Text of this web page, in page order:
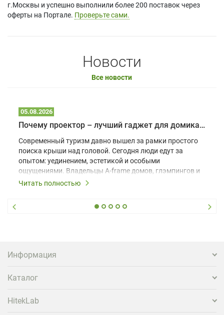
г.Москвы и успешно выполнили более 200 поставок через
оферты на Портале. Проверьте сами.
Новости
Все новости
05.08.2026
Почему проектор – лучший гаджет для домика в глэмпинге
Современный туризм давно вышел за рамки простого
поиска крыши над головой. Сегодня люди едут за
опытом: уединением, эстетикой и особыми
ощущениями. Владельцы A-frame домов, глэмпингов и
шале понимают, что конкуренция растет, и
вернуться и поделиться впечатлениями в соцсетях,
проектора.
Читать полностью
Информация
Каталог
HitekLab